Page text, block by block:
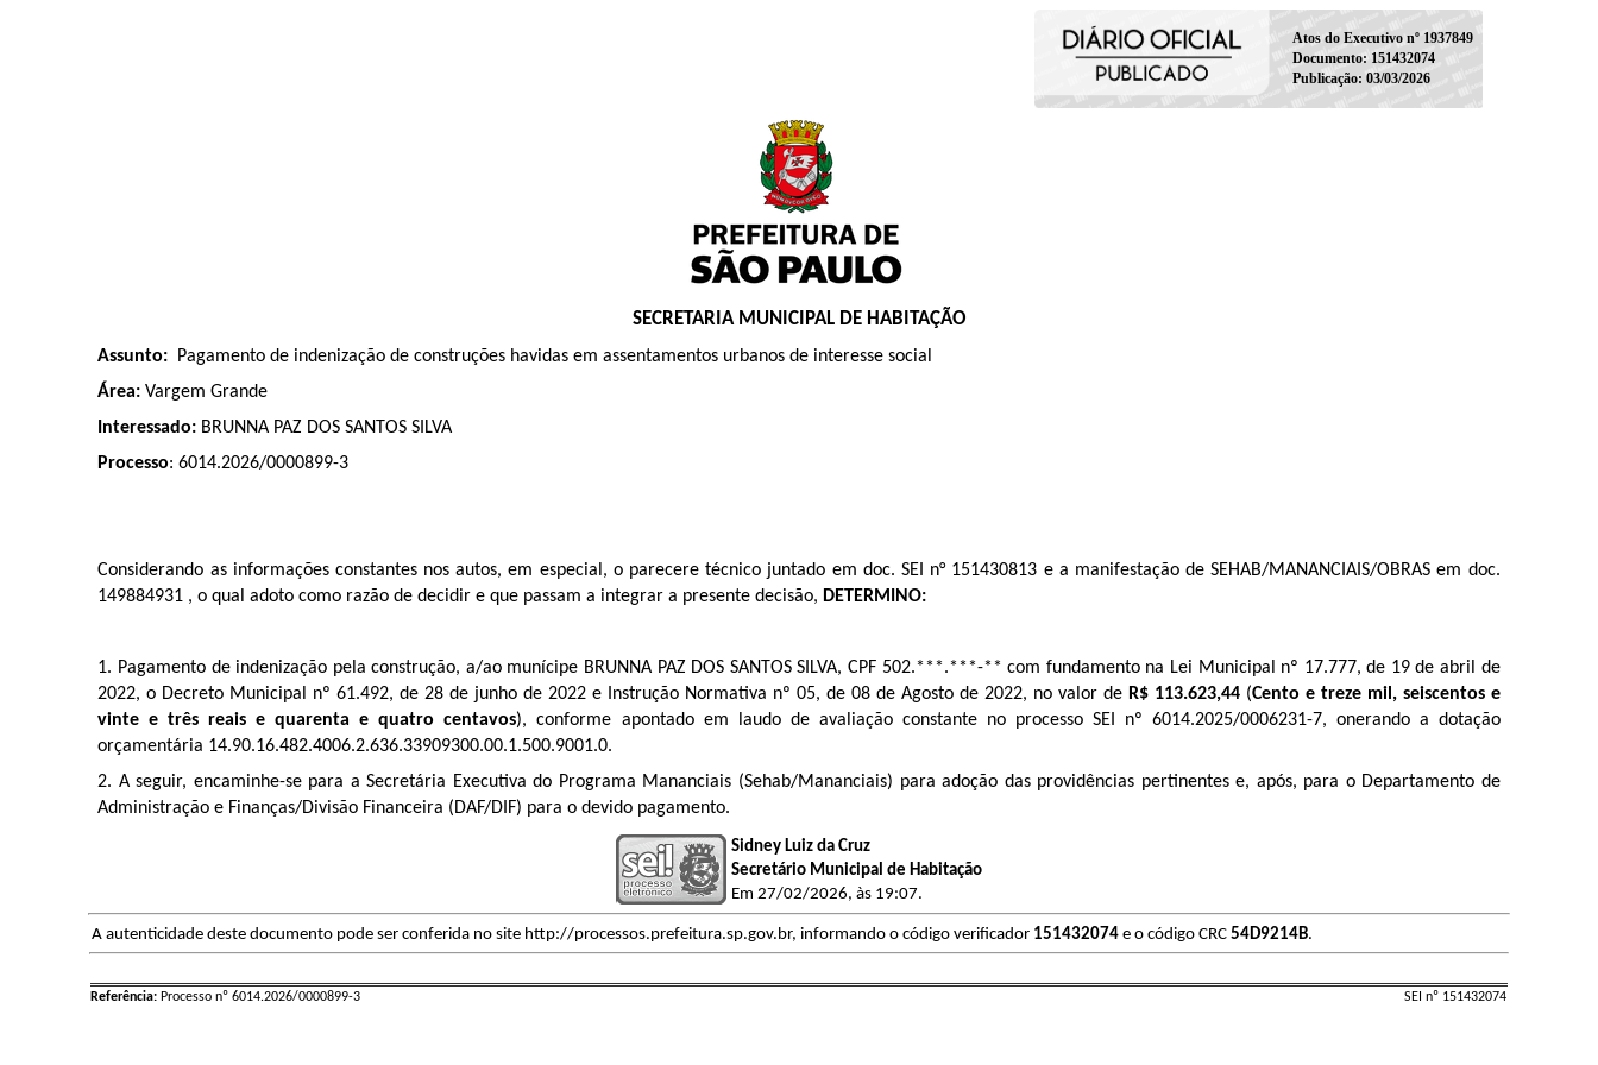
Atos do Executivo nº 1937849
Documento: 151432074
Publicação: 03/03/2026
SECRETARIA MUNICIPAL DE HABITAÇÃO
Assunto: Pagamento de indenização de construções havidas em assentamentos urbanos de interesse social
Área: Vargem Grande
Interessado: BRUNNA PAZ DOS SANTOS SILVA
Processo: 6014.2026/0000899-3
Considerando as informações constantes nos autos, em especial, o parecere técnico juntado em doc. SEI n° 151430813 e a manifestação de SEHAB/MANANCIAIS/OBRAS em doc.
149884931 , o qual adoto como razão de decidir e que passam a integrar a presente decisão, DETERMINO:
1. Pagamento de indenização pela construção, a/ao munícipe BRUNNA PAZ DOS SANTOS SILVA, CPF 502.***.***-** com fundamento na Lei Municipal nº 17.777, de 19 de abril de
2022, o Decreto Municipal nº 61.492, de 28 de junho de 2022 e Instrução Normativa nº 05, de 08 de Agosto de 2022, no valor de R$ 113.623,44(Cento e treze mil, seiscentos e
vinte e três reais e quarenta e quatro centavos), conforme apontado em laudo de avaliação constante no processo SEI nº 6014.2025/0006231-7, onerando a dotação
orçamentária 14.90.16.482.4006.2.636.33909300.00.1.500.9001.0.
2. A seguir, encaminhe-se para a Secretária Executiva do Programa Mananciais (Sehab/Mananciais) para adoção das providências pertinentes e, após, para o Departamento de
Administração e Finanças/Divisão Financeira (DAF/DIF) para o devido pagamento.
Sidney Luiz da Cruz
Secretário Municipal de Habitação
Em 27/02/2026, às 19:07.
A autenticidade deste documento pode ser conferida no site http://processos.prefeitura.sp.gov.br, informando o código verificador 151432074 e o código CRC54D9214B.
Referência: Processo nº 6014.2026/0000899-3 SEI nº 151432074